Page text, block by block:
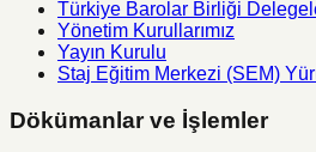
Türkiye Barolar Birliği
Yönetim Kurullarımız
Yayın Kurulu
Staj Eğitim Merkezi (SEM)
Dökümanlar ve İşlemler